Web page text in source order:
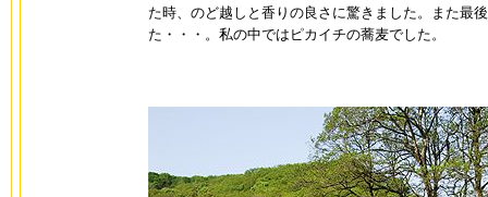
た時、のど越しと香りの良さに驚きました。また最
た・・・。私の中ではピカイチの蕎麦でした。